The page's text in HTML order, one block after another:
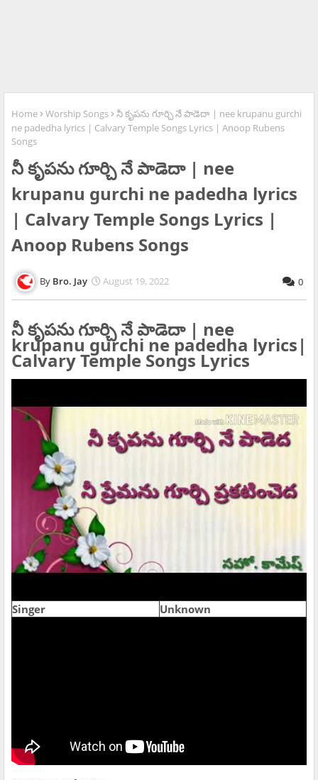
Home Worship Songs
నీ కృపను గూర్చి నే పాడెదా | nee krupanu gurchi
ne padedha lyrics | Calvary Temple Songs Lyrics | Anoop Rubens
Songs
నీ కృపను గూర్చి నే పాడెదా | nee
krupanu gurchi ne padedha lyrics
| Calvary Temple Songs Lyrics |
Anoop Rubens Songs
Bro. Jay August 19, 2022 0
నీ కృపను గూర్చి నే పాడెదా | nee
krupanu gurchi ne padedha lyrics|
Calvary Temple Songs Lyrics
Singer Unknown